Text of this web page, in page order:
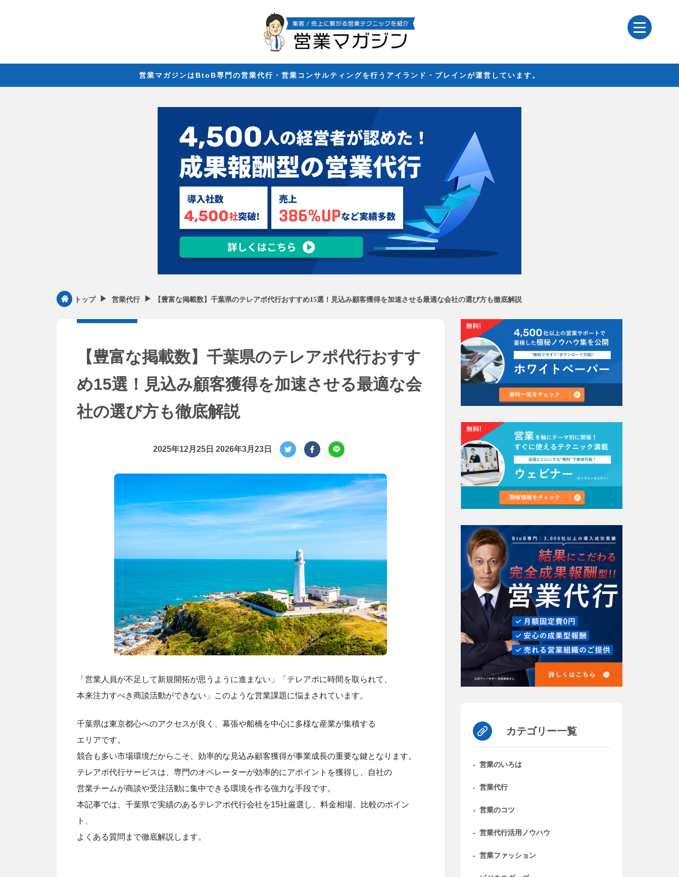
営業マガジンはBtoB専門の営業代行・営業コンサルティングを行うアイランド・ブレインが運営しています。
トップ ▶︎ 営業代行 ▶︎ 【豊富な掲載数】千葉県のテレアポ代行おすすめ15選！見込み顧客獲得を加速させる最適な会社の選び方も徹底解説
【豊富な掲載数】千葉県のテレアポ代行おすす
め15選！見込み顧客獲得を加速させる最適な会
社の選び方も徹底解説
2025年12月25日 2026年3月23日
「営業人員が不足して新規開拓が思うように進まない」「テレアポに時間を取られて、
本来注力すべき商談活動ができない」
このような営業課題に悩まされています。
千葉県は東京都心へのアクセスが良く、幕張や船橋を中心に多様な産業が集積する
エリアです。
競合も多い市場環境だからこそ、効率的な見込み顧客獲得が事業成長の重要な鍵となります。
テレアポ代行サービスは、専門のオペレーターが効率的にアポイントを獲得し、自社の
営業チームが商談や受注活動に集中できる環境を作る強力な手段です。
本記事では、千葉県で実績のあるテレアポ代行会社を15社厳選し、料金相場、比較のポイン
ト、
よくある質問まで徹底解説します。
カテゴリー一覧
- 営業のいろは
- 営業代行
- 営業のコツ
- 営業代行活用ノウハウ
- 営業ファッション